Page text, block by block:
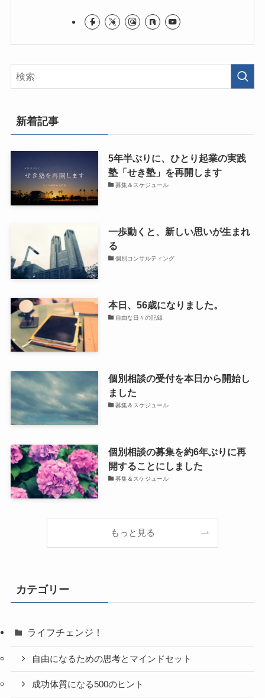
新着記事
5年半ぶりに、ひとり起業の実践
塾「せき塾」を再開します
募集＆スケジュール
一歩動くと、新しい思いが生まれ
る
個別コンサルティング
本日、56歳になりました。
自由な日々の記録
個別相談の受付を本日から開始し
ました
募集＆スケジュール
個別相談の募集を約6年ぶりに再
開することにしました
募集＆スケジュール
もっと見る
カテゴリー
ライフチェンジ！
自由になるための思考とマインドセット
成功体質になる500のヒント